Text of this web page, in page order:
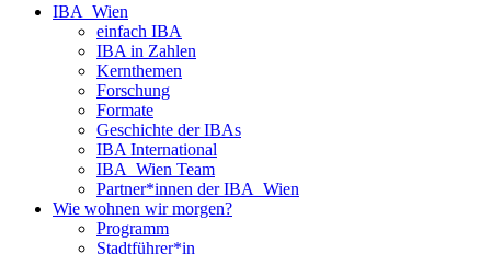
IBA_Wien
einfach IBA
IBA in Zahlen
Kernthemen
Forschung
Formate
Geschichte der IBAs
IBA International
IBA_Wien Team
Partner*innen der IBA_Wien
Wie wohnen wir morgen?
Programm
Stadtführer*in